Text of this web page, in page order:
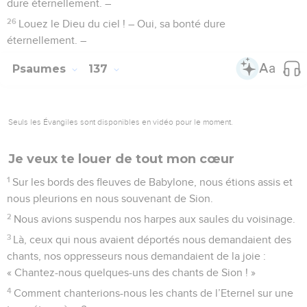
dure éternellement. –
26 Louez le Dieu du ciel ! – Oui, sa bonté dure
éternellement. –
Psaumes 137
Seuls les Évangiles sont disponibles en vidéo pour le moment.
Je veux te louer de tout mon cœur
1 Sur les bords des fleuves de Babylone, nous étions assis et
nous pleurions en nous souvenant de Sion.
2 Nous avions suspendu nos harpes aux saules du voisinage.
3 Là, ceux qui nous avaient déportés nous demandaient des
chants, nos oppresseurs nous demandaient de la joie :
« Chantez-nous quelques-uns des chants de Sion ! »
4 Comment chanterions-nous les chants de l’Eternel sur une